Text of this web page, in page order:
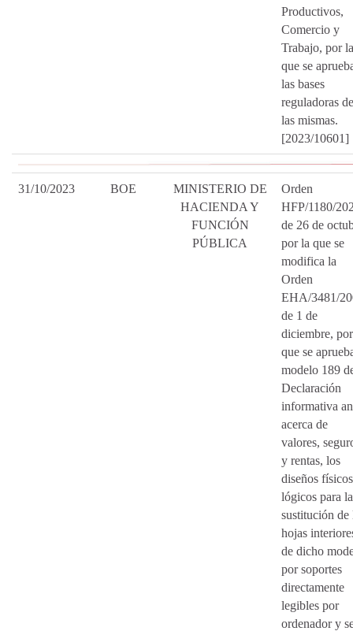
Productivos,
Comercio y
Trabajo, por la
que se
las bases
reguladoras de
las mismas.
[2023/10601]
31/10/2023 BOE
MINISTERIO DE
HACIENDA Y
FUNCIÓN
PÚBLICA
Orden
HFP/1180/
de 26 de
por la que se
modifica la
Orden
EHA/3481/
de 1 de
diciembre,
que se
modelo 189
Declaración
informativa
acerca de
valores,
y rentas, los
diseños
lógicos para la
sustitución de
hojas
de dicho
por soportes
directamente
legibles por
ordenador y